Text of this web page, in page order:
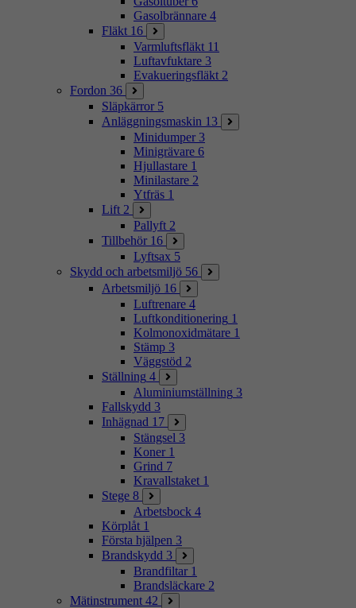
Gasolbrännare 4
Fläkt 16
Varmluftsfläkt 11
Luftavfuktare 3
Evakueringsfläkt 2
Fordon 36
Släpkärror 5
Anläggningsmaskin 13
Minidumper 3
Minigrävare 6
Hjullastare 1
Minilastare 2
Ytfräs 1
Lift 2
Pallyft 2
Tillbehör 16
Lyftsax 5
Skydd och arbetsmiljö 56
Arbetsmiljö 16
Luftrenare 4
Luftkonditionering 1
Kolmonoxidmätare 1
Stämp 3
Väggstöd 2
Ställning 4
Aluminiumställning 3
Fallskydd 3
Inhägnad 17
Stängsel 3
Koner 1
Grind 7
Kravallstaket 1
Stege 8
Arbetsbock 4
Körplåt 1
Första hjälpen 3
Brandskydd 3
Brandfiltar 1
Brandsläckare 2
Mätinstrument 42